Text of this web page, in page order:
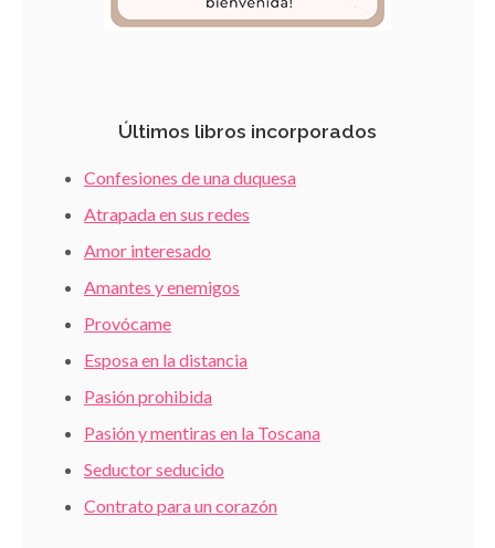
Últimos libros incorporados
Confesiones de una duquesa
Atrapada en sus redes
Amor interesado
Amantes y enemigos
Provócame
Esposa en la distancia
Pasión prohibida
Pasión y mentiras en la Toscana
Seductor seducido
Contrato para un corazón